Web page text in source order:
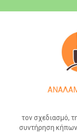
τον σχεδιασμό,
συντήρηση